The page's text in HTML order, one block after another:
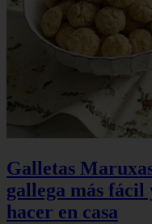
Galletas
gallega más fácil
hacer en casa